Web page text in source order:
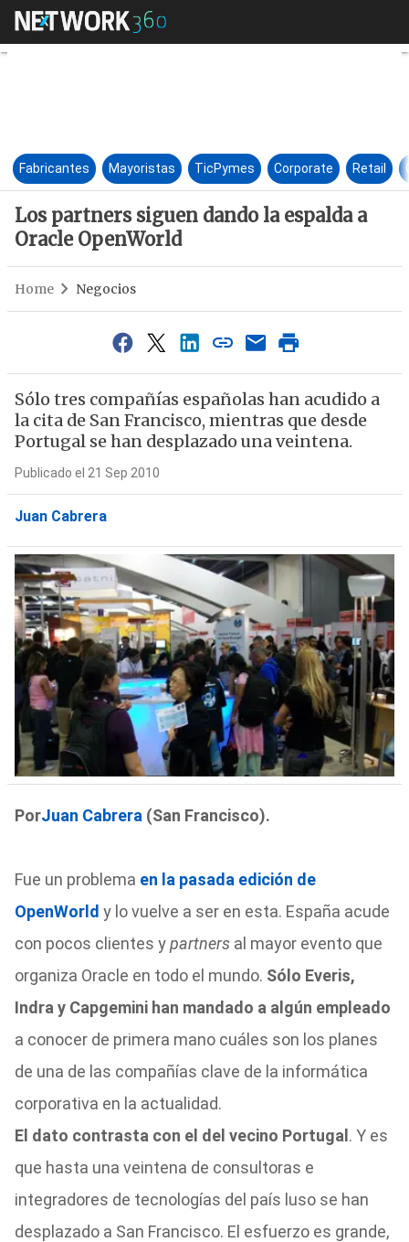
Los partners siguen dando la
Fabricantes Mayoristas TicPymes Corporate Retail
Los partners siguen dando la espalda a
Oracle OpenWorld
Home Negocios
Sólo tres compañías españolas han acudido a
la cita de San Francisco, mientras que desde
Portugal se han desplazado una veintena.
Publicado el 21 Sep 2010
Juan Cabrera
PorJuan Cabrera (San Francisco).
Fue un problema en la pasada edición de
OpenWorld y lo vuelve a ser en esta. España acude
con pocos clientes ypartnersal mayor evento que
organiza Oracle en todo el mundo. Sólo Everis,
Indra y Capgemini han mandado a algún empleado
a conocer de primera mano cuáles son los planes
de una de las compañías clave de la informática
corporativa en la actualidad.
El dato contrasta con el del vecino Portugal . Y es
que hasta una veintena de consultoras e
integradores de tecnologías del país luso se han
desplazado a San Francisco. El esfuerzo es grande,